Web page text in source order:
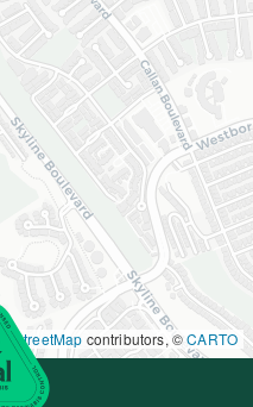
contributors, ©CARTO